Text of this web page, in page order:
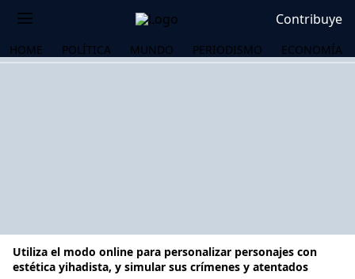
Contribuye
HOME POLÍTICA MUNDO PERIODISMO ECONOMÍA
Utiliza el modo online para personalizar personajes con
estética yihadista, y simular sus crímenes y atentados